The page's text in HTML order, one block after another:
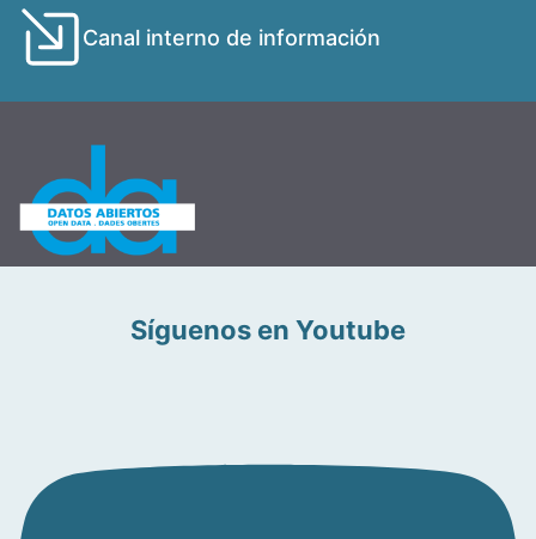
Canal interno de información
Síguenos en Youtube